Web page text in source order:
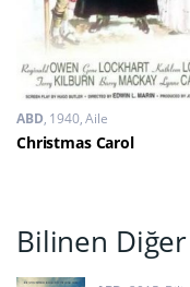
ABD 1940 Aile
Christmas Carol
Bilinen Diğer